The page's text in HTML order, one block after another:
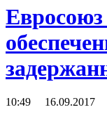
10:49 16.09.2017